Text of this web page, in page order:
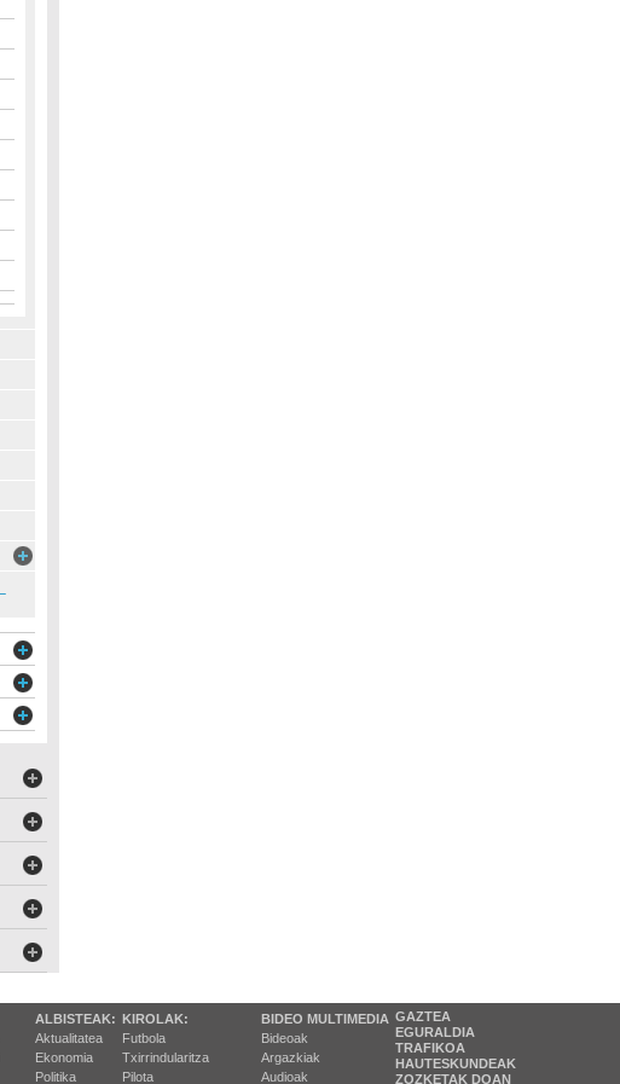
ALBISTEAK:
Aktualitatea
Ekonomia
Politika
KIROLAK:
Futbola
Txirrindularitza
Pilota
BIDEO MULTIMEDIA
Bideoak
Argazkiak
Audioak
GAZTEA
EGURALDIA
TRAFIKOA
HAUTESKUNDEAK
ZOZKETAK DOAN